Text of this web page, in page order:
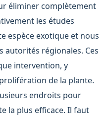
éliminer complètement
les études
espèce exotique et nous
autorités régionales. Ces
intervention, y
de la plante.
endroits pour
la plus efficace. Il faut